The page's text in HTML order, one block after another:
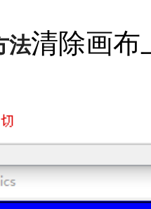
法清除画布